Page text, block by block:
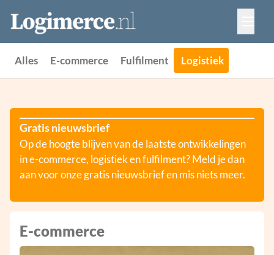
Vacatures
Events
Alles E-commerce Fulfilment Logistiek
Gratis nieuwsbrief
Op de hoogte blijven van de laatste ontwikkelingen
in e-commerce, logistiek en fulfilment? Meld je dan
aan voor onze gratis nieuwsbrief en mis niets meer.
E-commerce